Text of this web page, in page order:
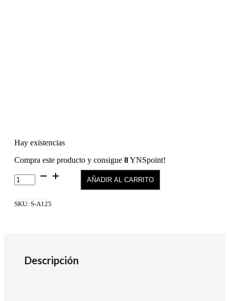
Hay existencias
Compra este producto y consigue 8YNSpoint!
Acetona
125
Semilac
AÑADIR AL CARRITO
SKU: S-A125
Descripción